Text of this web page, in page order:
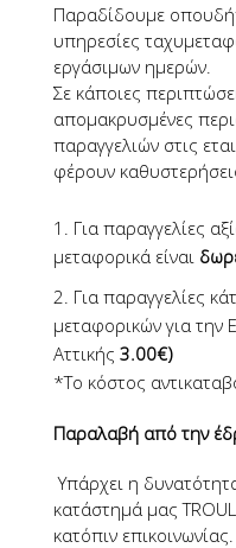
Παραδίδουμε
υπηρεσίες
εργάσιμων ημερών.
Σε κάποιες
απομακρυσμένες
παραγγελιών στις
φέρουν
Για παραγγελίες
μεταφορικά είναι
Για παραγγελίες
μεταφορικών για την
Αττικής 3.00€)
*Το κόστος
Παραλαβή από την
Υπάρχει η
κατάστημά μας
κατόπιν επικοινωνίας.